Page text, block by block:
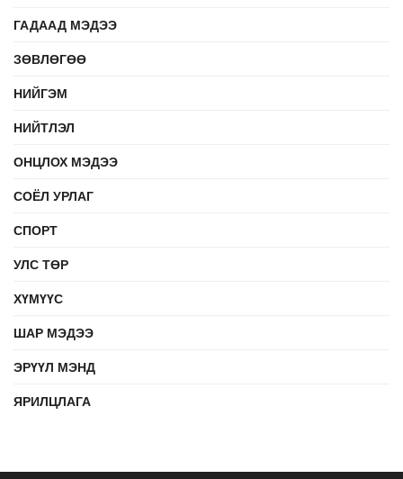
ГАДААД МЭДЭЭ
ЗӨВЛӨГӨӨ
НИЙГЭМ
НИЙТЛЭЛ
ОНЦЛОХ МЭДЭЭ
СОЁЛ УРЛАГ
СПОРТ
УЛС ТӨР
ХҮМҮҮС
ШАР МЭДЭЭ
ЭРҮҮЛ МЭНД
ЯРИЛЦЛАГА